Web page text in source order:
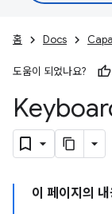
홈 Docs
도움이 되었나요?
이 페이지의 내